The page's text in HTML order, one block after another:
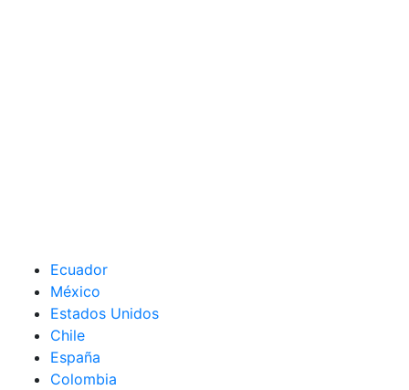
Ecuador
México
Estados Unidos
Chile
España
Colombia